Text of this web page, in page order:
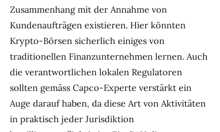
Zusammenhang mit der Annahme von
Kundenaufträgen existieren. Hier könnten
Krypto-Börsen sicherlich einiges von
traditionellen Finanzunternehmen lernen. Auch
die verantwortlichen lokalen Regulatoren
sollten gemäss Capco-Experte verstärkt ein
Auge darauf haben, da diese Art von Aktivitäten
in praktisch jeder Jurisdiktion